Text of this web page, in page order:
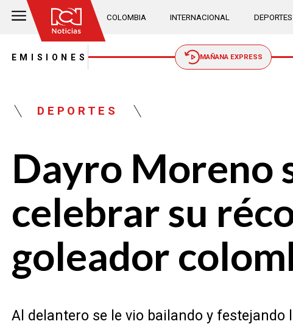
COLOMBIA INTERNACIONAL
EMISIONES MAÑANA EXPRESS
DEPORTES
Dayro Moreno
celebrar su
goleador
Al delantero se le vio bailando y festejando